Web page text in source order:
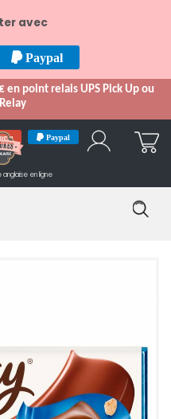
avec
Paypal
point relais UPS Pick Up ou
Paypal
en ligne